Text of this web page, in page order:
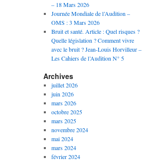
– 18 Mars 2026
Journée Mondiale de l’Audition –
OMS : 3 Mars 2026
Bruit et santé. Article : Quel risques ?
Quelle législation ? Comment vivre
avec le bruit ? Jean-Louis Horvilleur –
Les Cahiers de l’Audition N° 5
Archives
juillet 2026
juin 2026
mars 2026
octobre 2025
mars 2025
novembre 2024
mai 2024
mars 2024
février 2024